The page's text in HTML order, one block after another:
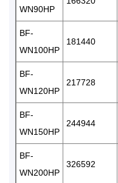
WN90HP
BF-
WN100HP
181440
BF-
WN120HP
217728
BF-
WN150HP
244944
BF-
WN200HP
326592